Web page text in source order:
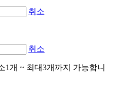
취소
취소
1개 ~ 최대3개까지 가능합니